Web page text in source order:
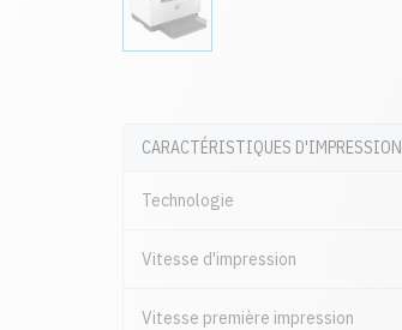
CARACTÉRISTIQUES D'IMPRESSION
Technologie
Vitesse d'impression
Vitesse première impression